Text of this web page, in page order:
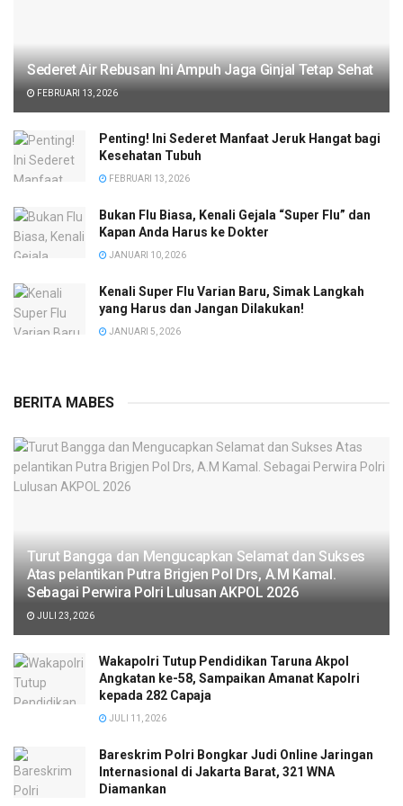
Sederet Air Rebusan Ini Ampuh Jaga Ginjal Tetap Sehat
FEBRUARI 13, 2026
Penting! Ini Sederet Manfaat Jeruk Hangat bagi
Kesehatan Tubuh
FEBRUARI 13, 2026
Bukan Flu Biasa, Kenali Gejala “Super Flu” dan
Kapan Anda Harus ke Dokter
JANUARI 10, 2026
Kenali Super Flu Varian Baru, Simak Langkah
yang Harus dan Jangan Dilakukan!
JANUARI 5, 2026
BERITA MABES
Turut Bangga dan Mengucapkan Selamat dan Sukses
Atas pelantikan Putra Brigjen Pol Drs, A.M Kamal.
Sebagai Perwira Polri Lulusan AKPOL 2026
JULI 23, 2026
Wakapolri Tutup Pendidikan Taruna Akpol
Angkatan ke-58, Sampaikan Amanat Kapolri
kepada 282 Capaja
JULI 11, 2026
Bareskrim Polri Bongkar Judi Online Jaringan
Internasional di Jakarta Barat, 321 WNA
Diamankan